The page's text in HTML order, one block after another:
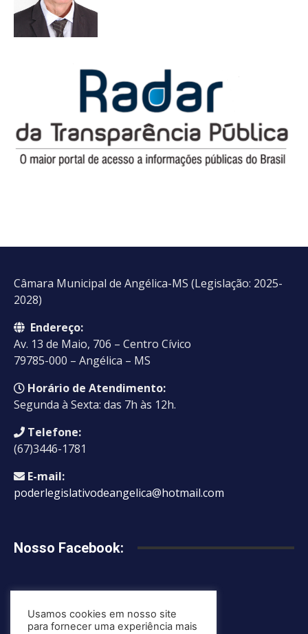
Câmara Municipal de Angélica-MS (Legislação: 2025-
2028)
Endereço:
Av. 13 de Maio, 706 – Centro Cívico
79785-000 – Angélica – MS
Horário de Atendimento:
Segunda à Sexta: das 7h às 12h.
Telefone:
(67)3446-1781
E-mail:
poderlegislativodeangelica@hotmail.com
Nosso Facebook:
Mapa do site
Usamos cookies em nosso site
para fornecer uma experiência mais